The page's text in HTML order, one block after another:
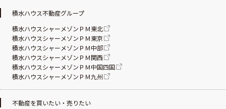
積水ハウス不動産グループ
積水ハウスシャーメゾンＰＭ東北
積水ハウスシャーメゾンＰＭ東京
積水ハウスシャーメゾンＰＭ中部
積水ハウスシャーメゾンＰＭ関西
積水ハウスシャーメゾンＰＭ中国四国
積水ハウスシャーメゾンＰＭ九州
不動産を買いたい・売りたい